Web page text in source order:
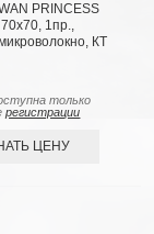
PRINCESS
1пр.,
КТ
только
регистрации
ЦЕНУ